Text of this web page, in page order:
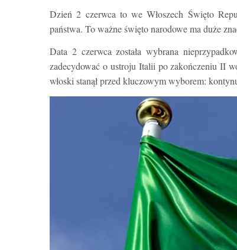
Dzień 2 czerwca to we Włoszech Święto
państwa. To ważne święto narodowe ma duże
Data 2 czerwca została wybrana
zadecydować o ustroju Italii po zakończeniu II
włoski stanął przed kluczowym wyborem: